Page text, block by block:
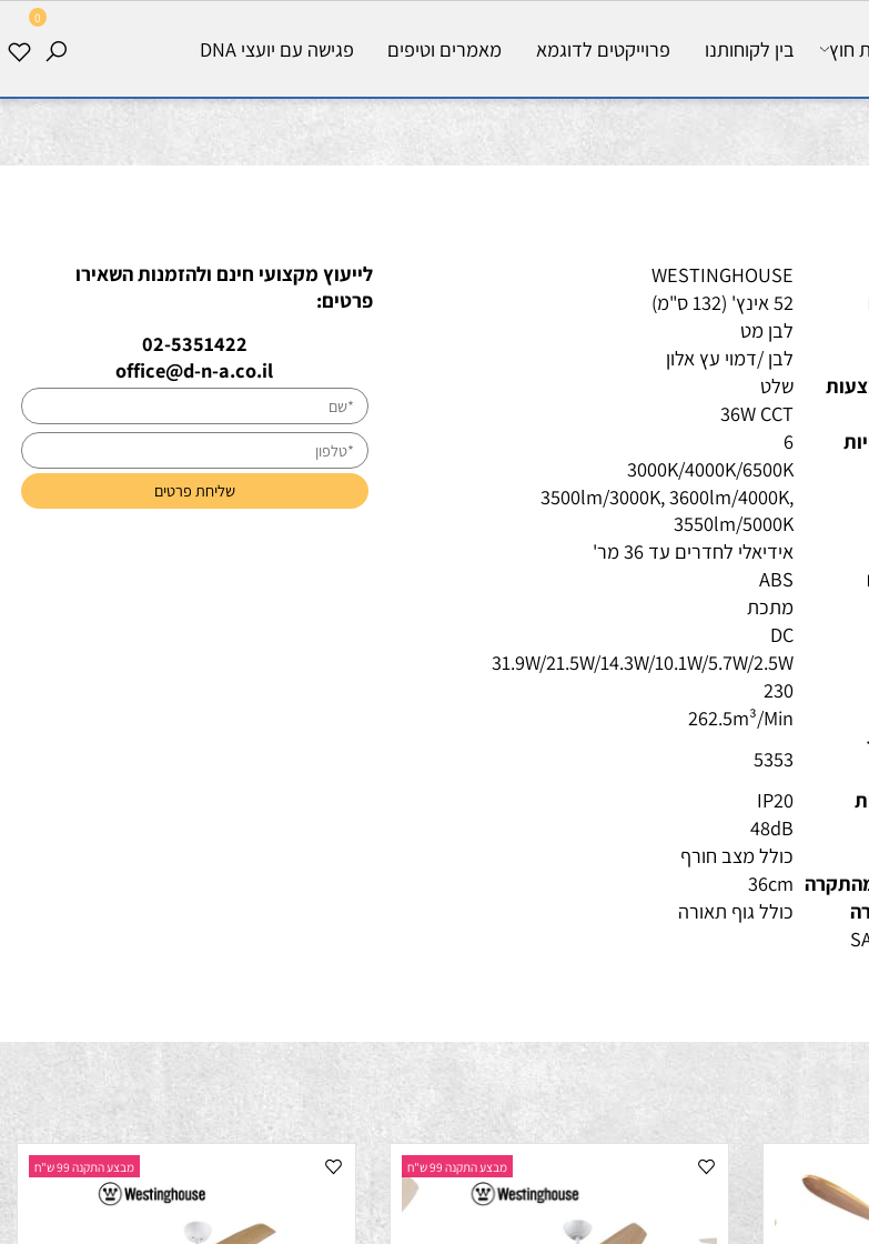
0
בין לקוחותנו פרוייקטים לדוגמא מאמרים וטיפים פגישה עם יועצי DNA
WESTINGHOUSE
לבן מט
לבן /דמוי עץ אלון
שלט
36W CCT
3000K/4000K/6500K
3500lm/3000K, 3600lm/4000K,
3550lm/5000K
אידיאלי לחדרים עד 36 מר'
ABS
מתכת
31.9W/21.5W/14.3W/10.1W/5.7W/2.5W
262.5m³/Min
5353
IP20
48dB
כולל מצב חורף
36cm
לייעוץ מקצועי חינם ולהזמנות השאירו
פרטים:
02-5351422
office@d-n-a.co.il